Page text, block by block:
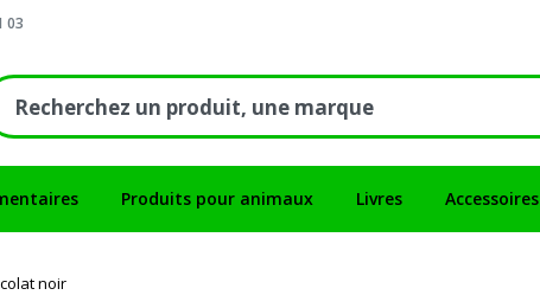
03
Produits pour animaux Livres Accessoires
noir